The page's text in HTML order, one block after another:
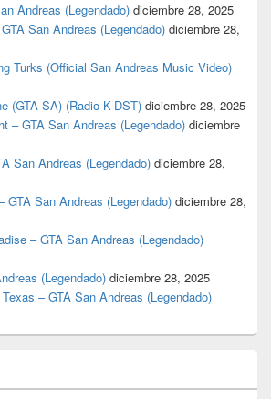
Andreas (Legendado) diciembre 28, 2025
San Andreas (Legendado) diciembre 28,
Turks (Official San Andreas Music Video)
(GTA SA) (Radio K-DST) diciembre 28, 2025
– GTA San Andreas (Legendado) diciembre
San Andreas (Legendado) diciembre 28,
GTA San Andreas (Legendado) diciembre 28,
– GTA San Andreas (Legendado)
(Legendado) diciembre 28, 2025
– GTA San Andreas (Legendado)